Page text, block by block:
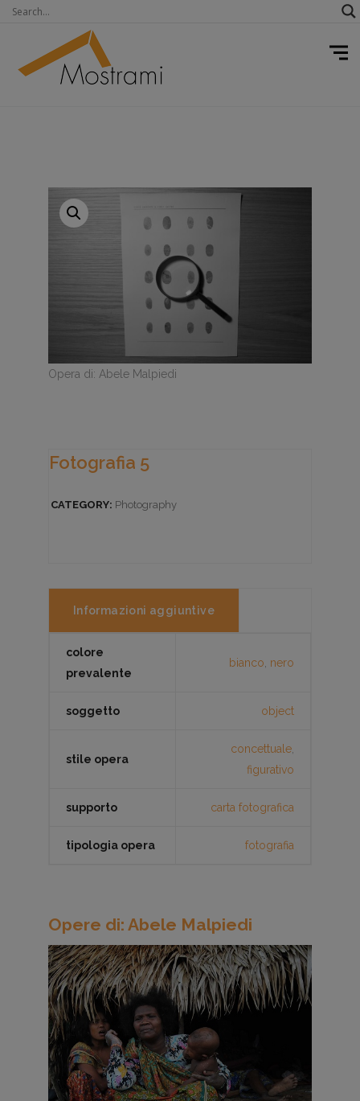
Opera di: Abele Malpiedi
Fotografia 5
CATEGORY: Photography
Informazioni aggiuntive
colore
prevalente
bianco nero
soggetto object
stile opera
concettuale,
figurativo
supporto carta fotografica
tipologia opera fotografia
Opere di: Abele Malpiedi